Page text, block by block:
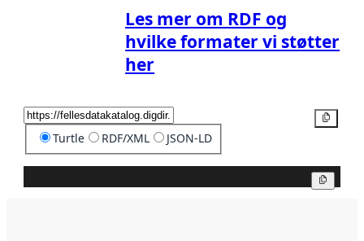
Les mer om RDF og
hvilke formater vi støtter
her
Turtle RDF/XML JSON-LD